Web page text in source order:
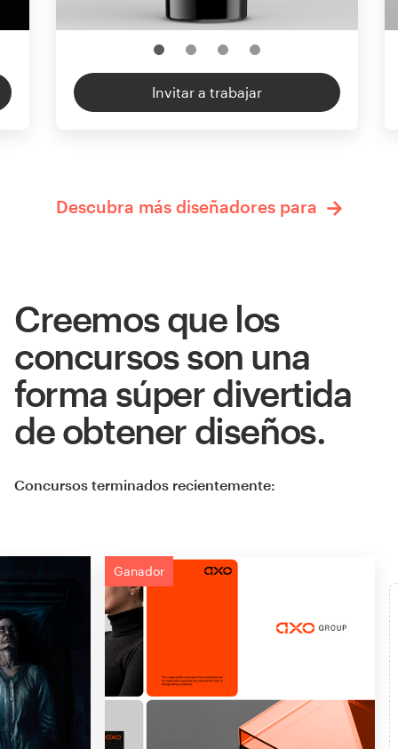
Invitar a trabajar
Descubra más diseñadores para
Creemos que los
concursos son una
forma súper divertida
de obtener diseños.
Concursos terminados recientemente:
Ganador